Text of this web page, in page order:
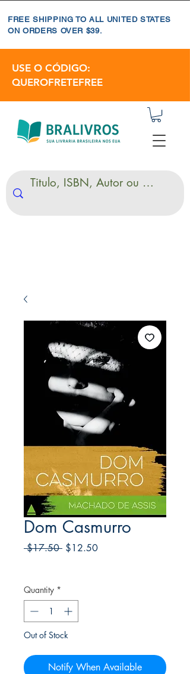
FREE SHIPPING TO ALL UNITED STATES
ON ORDERS OVER $39.
USE O CÓDIGO:
QUEROFRETEFREE
Dom Casmurro
$17.50 Regular
$12.50Sale
Quantity *
Out of Stock
Notify When Available